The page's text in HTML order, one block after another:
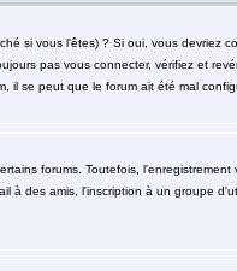
si vous l'êtes) ? Si oui, vous devriez
pas vous connecter, vérifiez et
il se peut que le forum ait été mal
forums. Toutefois, l'enregistrement
à des amis, l'inscription à un groupe